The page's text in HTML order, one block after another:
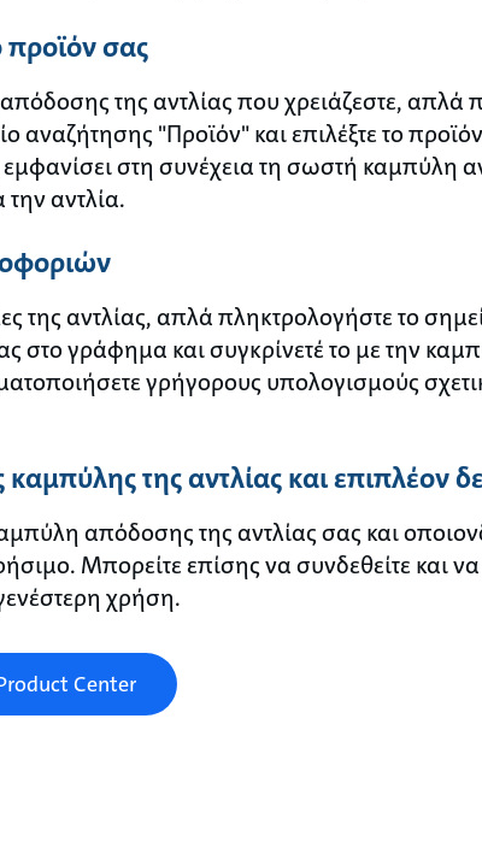
σας
της αντλίας που χρειάζεστε, απλά
αναζήτησης "Προϊόν" και επιλέξτε το
στη συνέχεια τη σωστή καμπύλη
αντλία.
της αντλίας, απλά πληκτρολογήστε το
στο γράφημα και συγκρίνετέ το με την
γρήγορους υπολογισμούς
της αντλίας και επιπλέον
απόδοσης της αντλίας σας και
Μπορείτε επίσης να συνδεθείτε και
χρήση.
Center